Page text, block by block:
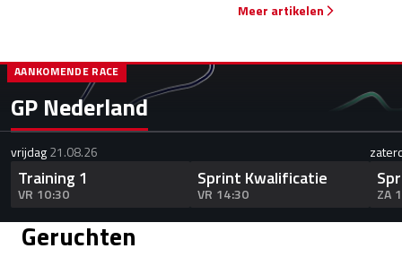
Meer artikelen
GP Nederland
AANKOMENDE RACE
vrijdag21.08.26
Training 1
VR 10:30
Sprint Kwalificatie
VR 14:30 ZA
Geruchten